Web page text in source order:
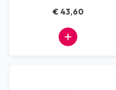
€ 43,60